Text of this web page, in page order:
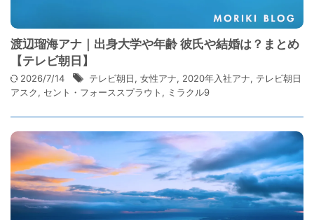
渡辺瑠海アナ｜出身大学や年齢 彼氏や結婚は？まとめ
【テレビ朝日】
2026/7/14 テレビ朝日, 女性アナ, 2020年入社アナ, テレビ朝日
アスク, セント・フォーススプラウト , ミラクル9